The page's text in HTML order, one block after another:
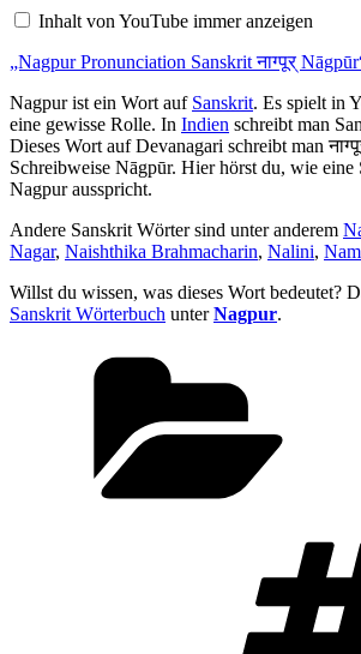
Nāgpūr“
YouTube
Inhalt von YouTube immer anzeigen
„Nagpur Pronunciation Sanskrit नाग्पूर्
Nagpur ist ein Wort auf Sanskrit. Es spielt in
eine gewisse Rolle. In Indien schreibt man
Dieses Wort auf Devanagari schreibt man
Schreibweise Nāgpūr. Hier hörst du, wie eine
Nagpur ausspricht.
Andere Sanskrit Wörter sind unter anderem
Nagar, Naishthika Brahmacharin, Nalini,
Willst du wissen, was dieses Wort bedeutet?
Sanskrit Wörterbuch unterNagpur.